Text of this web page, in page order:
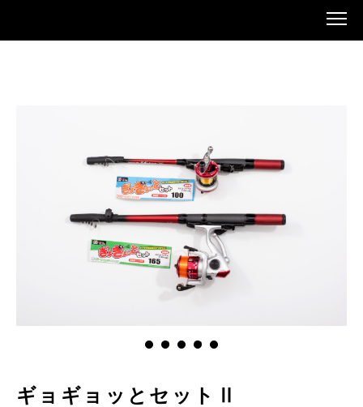
ギョギョッとセットⅡ